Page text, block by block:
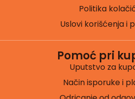
Politika
Uslovi korišćenja i
Pomoć pri
Uputstvo za
Način isporuke i